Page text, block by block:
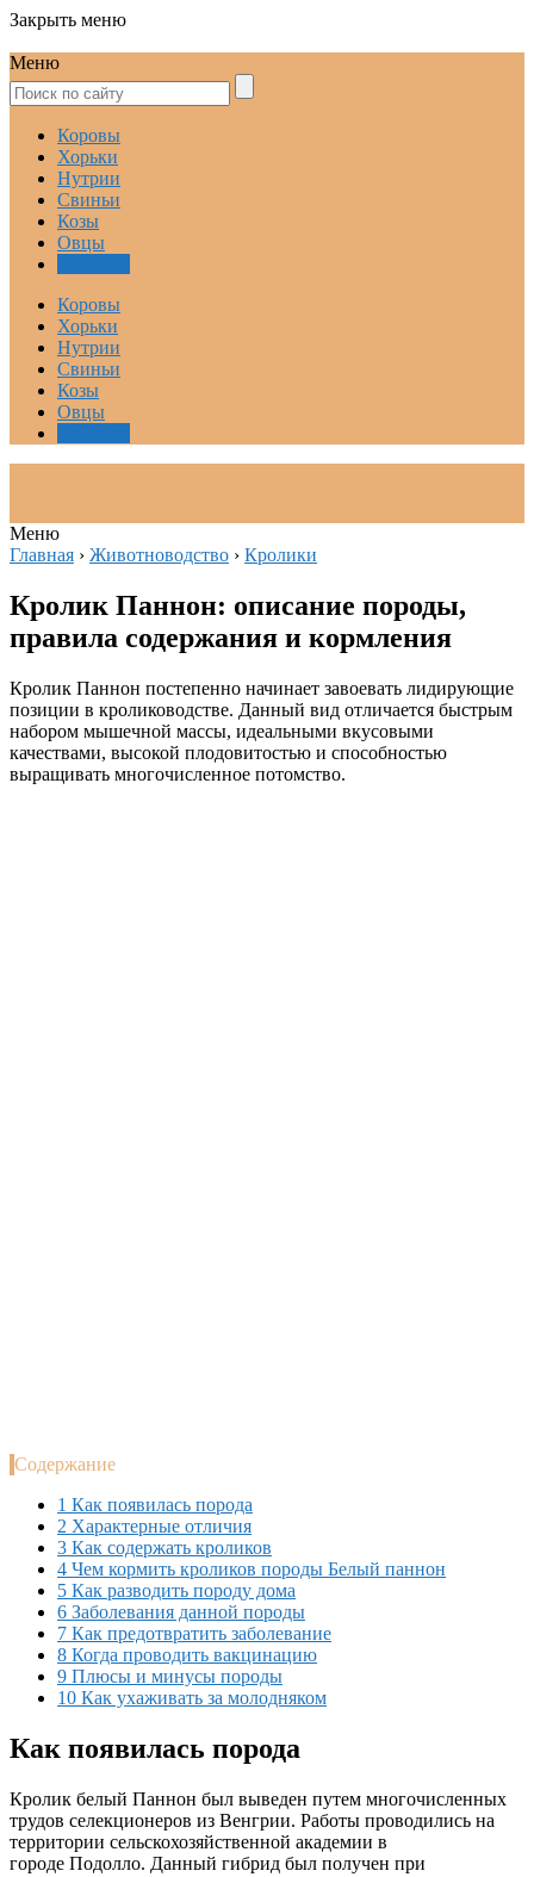
Закрыть меню
Меню
Коровы
Хорьки
Нутрии
Свиньи
Козы
Овцы
Коровы
Хорьки
Нутрии
Свиньи
Козы
Овцы
Меню
Главная › Животноводство › Кролики
Кролик Паннон: описание породы,
правила содержания и кормления
Кролик Паннон постепенно начинает завоевать лидирующие
позиции в кролиководстве. Данный вид отличается быстрым
набором мышечной массы, идеальными вкусовыми
качествами, высокой плодовитостью и способностью
выращивать многочисленное потомство.
Содержание
1 Как появилась порода
2 Характерные отличия
3 Как содержать кроликов
4 Чем кормить кроликов породы Белый паннон
5 Как разводить породу дома
6 Заболевания данной породы
7 Как предотвратить заболевание
8 Когда проводить вакцинацию
9 Плюсы и минусы породы
10 Как ухаживать за молодняком
Как появилась порода
Кролик белый Паннон был выведен путем многочисленных
трудов селекционеров из Венгрии. Работы проводились на
территории сельскохозяйственной академии в
городе Подолло. Данный гибрид был получен при